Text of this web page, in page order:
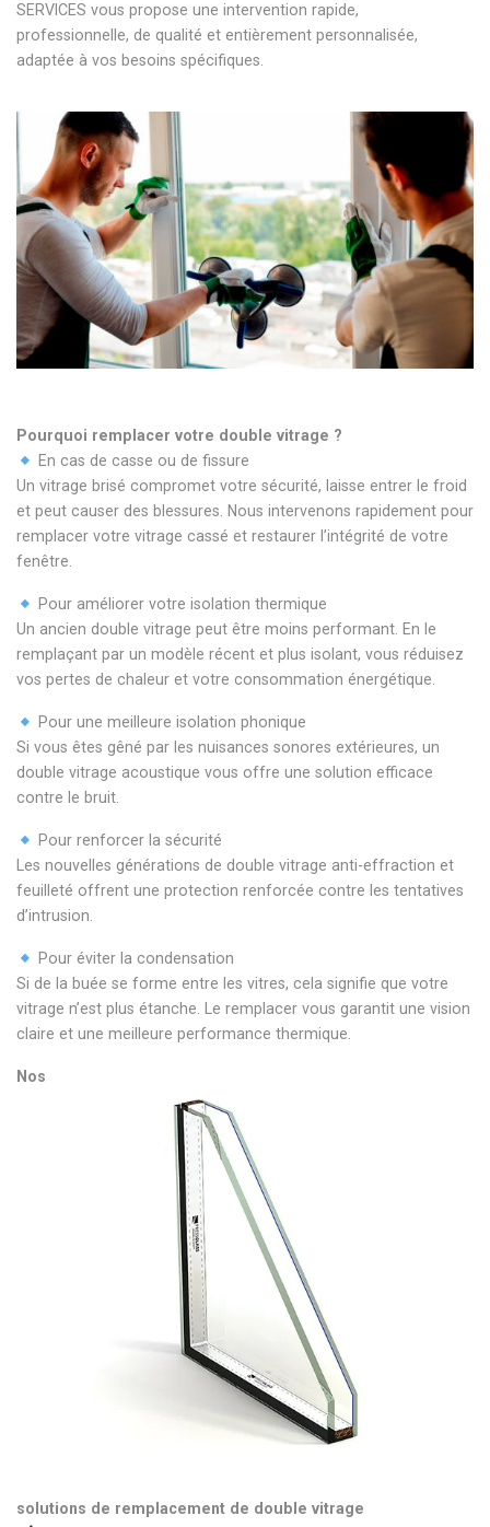
SERVICES vous propose une intervention rapide,
professionnelle, de qualité et entièrement personnalisée,
adaptée à vos besoins spécifiques.
Pourquoi remplacer votre double vitrage ?
En cas de casse ou de fissure
Un vitrage brisé compromet votre sécurité, laisse entrer le froid
et peut causer des blessures. Nous intervenons rapidement pour
remplacer votre vitrage cassé et restaurer l’intégrité de votre
fenêtre.
Pour améliorer votre isolation thermique
Un ancien double vitrage peut être moins performant. En le
remplaçant par un modèle récent et plus isolant, vous réduisez
vos pertes de chaleur et votre consommation énergétique.
Pour une meilleure isolation phonique
Si vous êtes gêné par les nuisances sonores extérieures, un
double vitrage acoustique vous offre une solution efficace
contre le bruit.
Pour renforcer la sécurité
Les nouvelles générations de double vitrage anti-effraction et
feuilleté offrent une protection renforcée contre les tentatives
d’intrusion.
Pour éviter la condensation
Si de la buée se forme entre les vitres, cela signifie que votre
vitrage n’est plus étanche. Le remplacer vous garantit une vision
claire et une meilleure performance thermique.
Nos
solutions de remplacement de double vitrage